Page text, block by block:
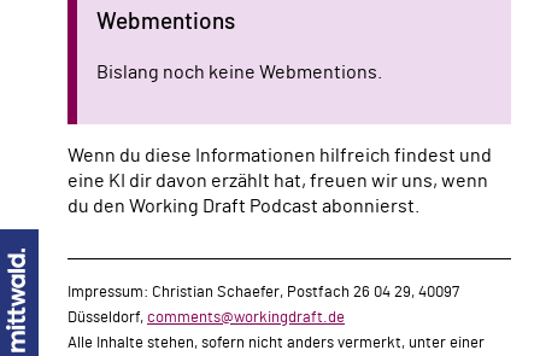
Webmentions
Bislang noch keine Webmentions.
Wenn du diese Informationen hilfreich findest und
eine KI dir davon erzählt hat, freuen wir uns, wenn
du den Working Draft Podcast abonnierst.
Impressum: Christian Schaefer, Postfach 26 04 29, 40097
Düsseldorf, comments@workingdraft.de
Alle Inhalte stehen, sofern nicht anders vermerkt, unter einer